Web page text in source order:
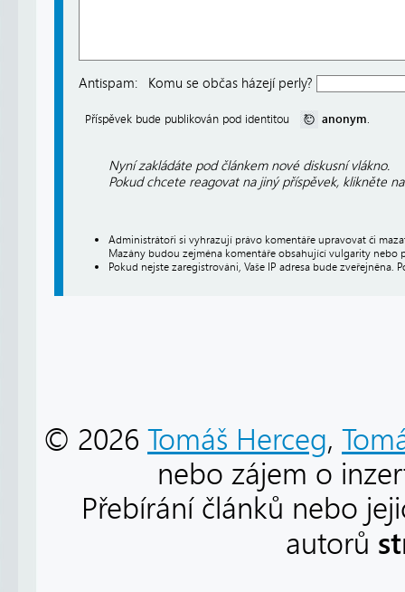
Antispam: Komu se občas házejí perly?
Příspěvek bude publikován pod identitou anonym.
Nyní zakládáte pod článkem nové diskusní vlákno.
Pokud chcete reagovat na jiný příspěvek, klikněte
Administrátoři si vyhrazují právo komentáře upravovat či
Mazány budou zejména komentáře obsahující vulgarity nebo
Pokud nejste zaregistrováni, Vaše IP adresa bude
© 2026 Tomáš Herceg,
nebo zájem o
Přebírání článků nebo
autorů